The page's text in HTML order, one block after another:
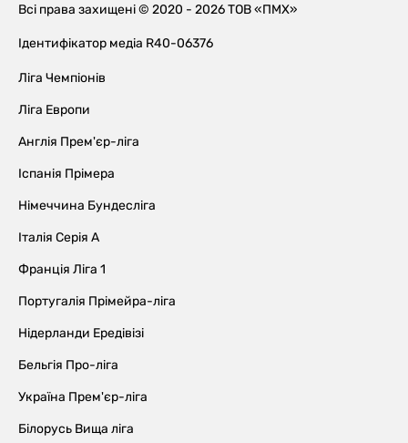
Всі права захищені © 2020 - 2026 ТОВ «ПМХ»
Ідентифікатор медіа R40-06376
Ліга Чемпіонів
Ліга Европи
Англія Прем'єр-ліга
Іспанія Прімера
Німеччина Бундесліга
Італія Серія А
Франція Ліга 1
Португалія Прімейра-ліга
Нідерланди Ередівізі
Бельгія Про-ліга
Україна Прем'єр-ліга
Білорусь Вища ліга